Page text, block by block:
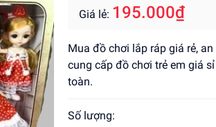
Giá lẻ: 195.000₫
Mua đồ chơi lắp ráp giá rẻ,
cung cấp đồ chơi trẻ em giá
toàn.
Số lượng: